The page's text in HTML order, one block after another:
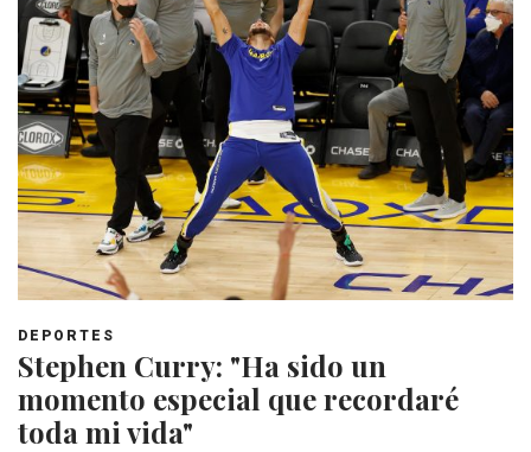
DEPORTES
Stephen Curry: "Ha sido un
momento especial que recordaré
toda mi vida"